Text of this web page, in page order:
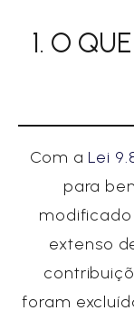
1. O
Com a Lei
para
extenso
foram